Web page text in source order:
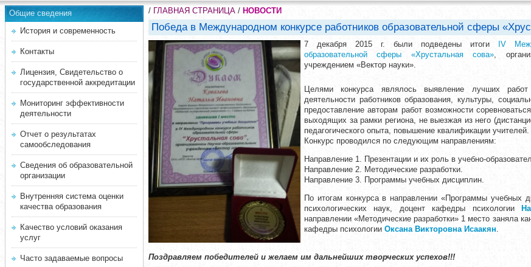
Общие сведения
История и современность
Контакты
Лицензия, Свидетельство о
государственной аккредитации
Мониторинг эффективности
деятельности
Отчет о результатах
самообследования
Сведения об образовательной
организации
Внутренняя система оценки
качества образования
Качество условий оказания
услуг
Часто задаваемые вопросы
/ ГЛАВНАЯ СТРАНИЦА / НОВОСТИ
Победа в Международном конкурсе работников образовательной сферы
7 декабря 2015 г. были подведены итоги
IV
образовательной сферы «Хрустальная сова»,
учреждением «Вектор науки».
Целями конкурса являлось выявление лучших работ
деятельности работников образования, культуры,
предоставление авторам работ возможности
выходящих за рамки региона, не выезжая из него
педагогического опыта, повышение квалификации учителей.
Конкурс проводился по следующим направлениям:
Направление 1. Презентации и их роль в учебно-
Направление 2. Методические разработки.
Направление 3. Программы учебных дисциплин.
По итогам конкурса в направлении «Программы учебных
психологических наук, доцент кафедры психологии
направлении «Методические разработки» 1 место заняла
кафедры психологии Оксана Викторовна Исаакян.
Поздравляем победителей и желаем им дальнейших творческих успехов!!!